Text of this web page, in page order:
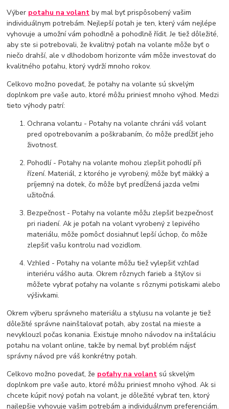
Výber potahu na volant by mal byť prispôsobený vašim
individuálnym potrebám. Nejlepší potah je ten, který vám nejlépe
vyhovuje a umožní vám pohodlně a pohodlně řídit. Je tiež dôležité,
aby ste si potrebovali, že kvalitný poťah na volante môže byť o
niečo drahší, ale v dlhodobom horizonte vám môže investovať do
kvalitného poťahu, ktorý vydrží mnoho rokov.
Celkovo možno povedať, že potahy na volante sú skvelým
doplnkom pre vaše auto, ktoré môžu priniesť mnoho výhod. Medzi
tieto výhody patrí:
Ochrana volantu - Potahy na volante chráni váš volant
pred opotrebovaním a poškrabaním, čo môže predĺžiť jeho
životnosť.
Pohodlí - Potahy na volante mohou zlepšit pohodlí při
řízení. Materiál, z ktorého je vyrobený, môže byť mäkký a
príjemný na dotek, čo môže byť predĺžená jazda veľmi
užitočná.
Bezpečnost - Potahy na volante môžu zlepšiť bezpečnosť
pri riadení. Ak je poťah na volant vyrobený z lepivého
materiálu, môže pomôcť dosiahnuť lepší úchop, čo môže
zlepšiť vašu kontrolu nad vozidlom.
Vzhled - Potahy na volante môžu tiež vylepšiť vzhľad
interiéru vášho auta. Okrem rôznych farieb a štýlov si
môžete vybrať poťahy na volante s rôznymi potiskami alebo
výšivkami.
Okrem výberu správneho materiálu a stylusu na volante je tiež
dôležité správne nainštalovať potah, aby zostal na mieste a
nevyklouzl počas konania. Existuje mnoho návodov na inštaláciu
potahu na volant online, takže by nemal byť problém nájsť
správny návod pre váš konkrétny potah.
Celkovo možno povedať, že poťahy na volant sú skvelým
doplnkom pre vaše auto, ktoré môžu priniesť mnoho výhod. Ak si
chcete kúpiť nový poťah na volant, je dôležité vybrať ten, ktorý
najlepšie vyhovuje vašim potrebám a individuálnym preferenciám.